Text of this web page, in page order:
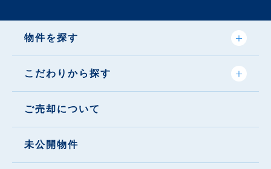
物件を探す
こだわりから探す
ご売却について
未公開物件